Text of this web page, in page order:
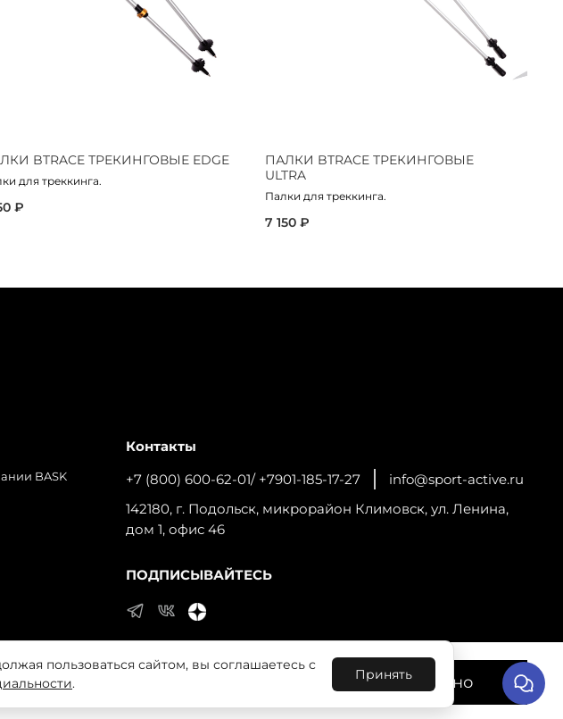
BTRACE ТРЕКИНГОВЫЕ EDGE
для треккинга.
₽
ПАЛКИ BTRACE ТРЕКИНГОВЫЕ
ULTRA
Палки для треккинга.
7 150 ₽
BASK
Контакты
+7 (800) 600-62-01/ +7901-185-17-27
info@sport-active.ru
142180, г. Подольск, микрорайон Климовск, ул. Ленина,
дом 1, офис 46
ПОДПИСЫВАЙТЕСЬ
обеспечивают правильную работу сайта и
Понятно
пользоваться сайтом, вы соглашаетесь с
.
Принять